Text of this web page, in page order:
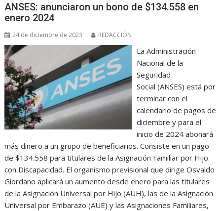
ANSES: anunciaron un bono de $134.558 en
enero 2024
24 de diciembre de 2023 REDACCIÓN
La Administración
Nacional de la
Seguridad
Social (ANSES) está por
terminar con el
calendario de pagos de
diciembre y para el
inicio de 2024 abonará
más dinero a un grupo de beneficiarios. Consiste en un pago
de $134.558 para titulares de la Asignación Familiar por Hijo
con Discapacidad. El organismo previsional que dirige Osvaldo
Giordano aplicará un aumento desde enero para las titulares
de la Asignación Universal por Hijo (AUH), las de la Asignación
Universal por Embarazo (AUE) y las Asignaciones Familiares,